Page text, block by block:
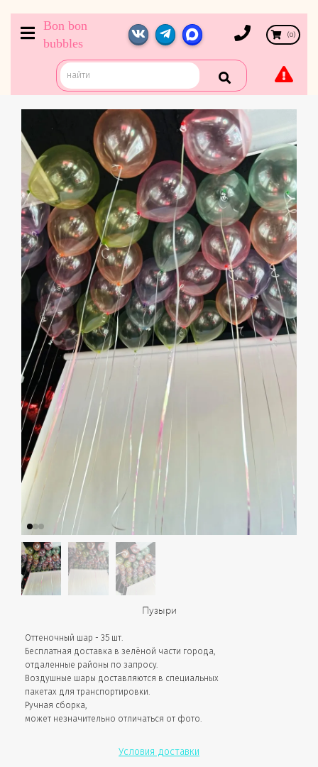
Bon bon
bubbles
(0)
Пузыри
Оттеночный шар - 35 шт.
Бесплатная доставка в зелёной части города,
отдаленные районы по запросу.
Воздушные шары доставляются в специальных
пакетах для транспортировки.
Ручная сборка,
может незначительно отличаться от фото.
Условия доставки